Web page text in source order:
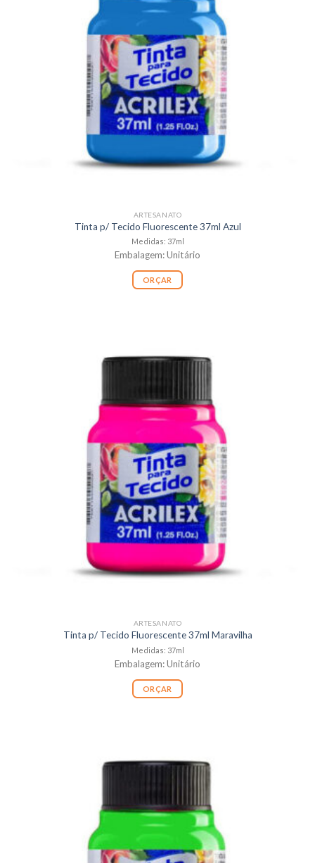
ARTESANATO
Tinta p/ Tecido Fluorescente 37ml Azul
Medidas: 37ml
Embalagem: Unitário
ORÇAR
ARTESANATO
Tinta p/ Tecido Fluorescente 37ml Maravilha
Medidas: 37ml
Embalagem: Unitário
ORÇAR